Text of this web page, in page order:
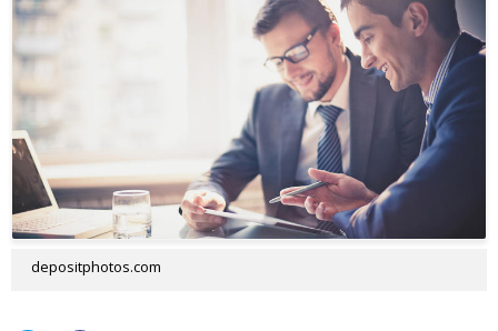
depositphotos.com